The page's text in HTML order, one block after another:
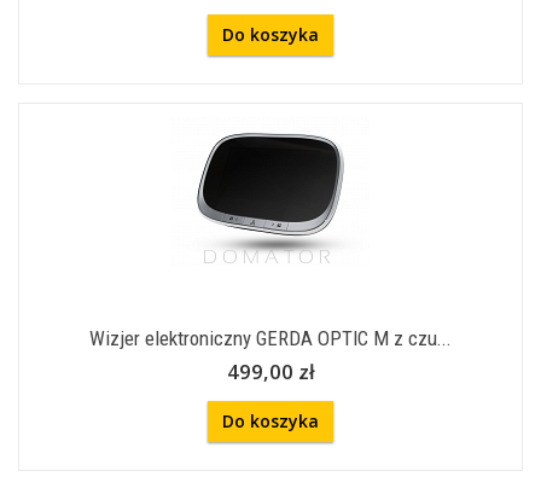
Do koszyka
Wizjer elektroniczny GERDA OPTIC M z czu...
499,00 zł
Do koszyka